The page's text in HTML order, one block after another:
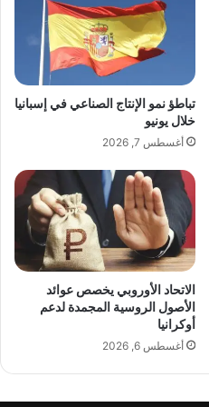
تباطؤ نمو الإنتاج الصناعي في إسبانيا
خلال يونيو
أغسطس 7, 2026
الاتحاد الأوروبي يخصص عوائد
الأصول الروسية المجمدة لدعم
أوكرانيا
أغسطس 6, 2026